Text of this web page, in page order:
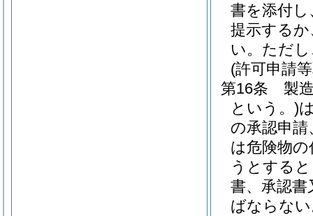
書を添付
提示する
い。 ただ
(許可申請
第16条
製
という。)
の承認申請
は危険物
うとする
書、承認
ばならな